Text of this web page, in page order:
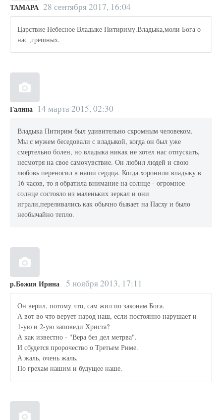
ТАМАРА 28 сентября 2017, 16:04
Царствие Небесное Владыке Питириму.Владыка,моли Бога о
нас ,грешных.
Галина 14 марта 2015, 02:30
Владыка Питирим был удивительно скромным человеком.
Мы с мужем беседовали с владыкой, когда он был уже
смертельно болен, но владыка никак не хотел нас отпускать,
несмотря на свое самочувствие. Он любил людей и свою
любовь переносил в наши сердца. Когда хоронили владыку в
16 часов, то я обратила внимание на солнце - огромное
солнце состояло из маленьких зеркал и они
играли,переливались как обычно бывает на Пасху и было
необычайно тепло.
р.Божия Ирина 5 ноября 2013, 17:11
Он верил, потому что, сам жил по законам Бога.
А вот во что верует народ наш, если постоянно нарушает и
1-ую и 2-ую заповеди Христа?
А как известно - "Вера без дел метрва".
И сбудется пророчество о Третьем Риме.
А жаль, очень жаль.
По грехам нашим и будущее наше.